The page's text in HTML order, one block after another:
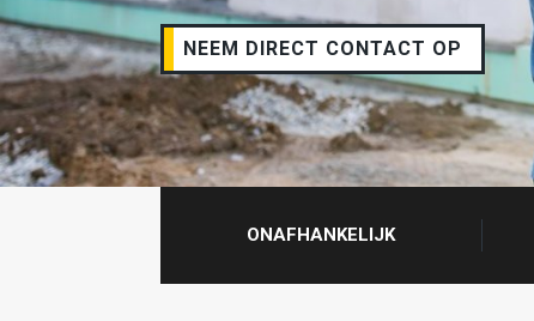
NEEM DIRECT CONTACT OP
ONAFHANKELIJK